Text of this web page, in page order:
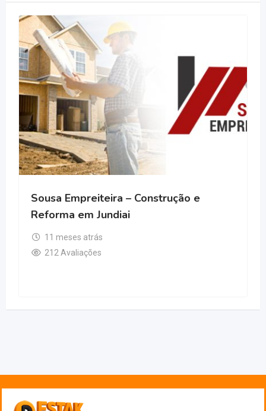
Sousa Empreiteira – Construção e
Reforma em Jundiai
11 meses atrás
212 Avaliações